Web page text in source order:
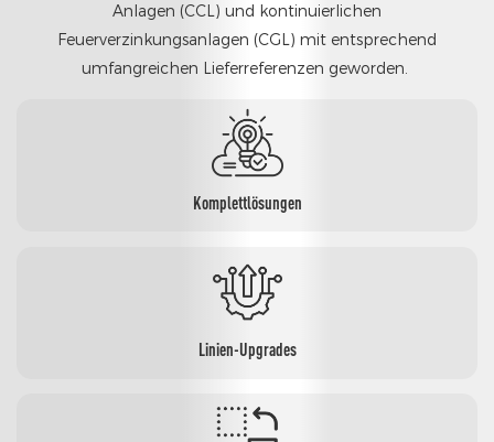
Anlagen (CCL) und kontinuierlichen
Feuerverzinkungsanlagen (CGL) mit entsprechend
umfangreichen Lieferreferenzen geworden.
Komplettlösungen
Linien-Upgrades